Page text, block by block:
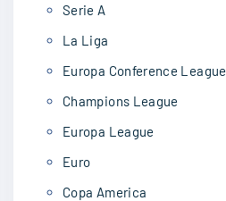
Serie A
La Liga
Europa Conference League
Champions League
Europa League
Euro
Copa America